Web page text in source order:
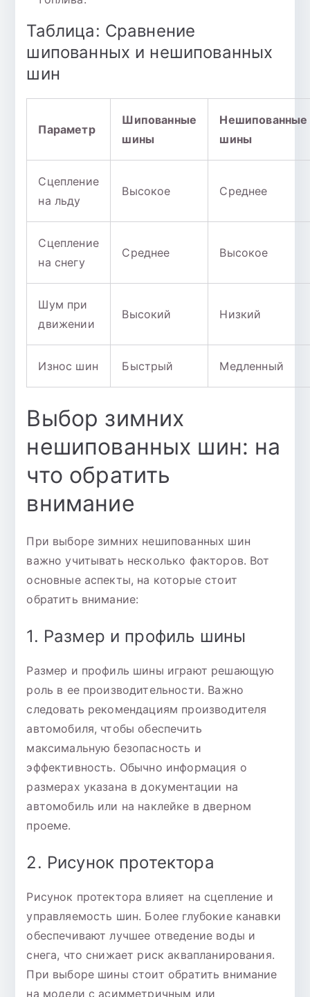
Таблица: Сравнение
шипованных и нешипованных
шин
Параметр
Шипованные
шины
Нешипованные
шины
Сцепление
на льду
Высокое Среднее
Сцепление
на снегу
Среднее Высокое
Шум при
движении
Высокий Низкий
Износ шин Быстрый Медленный
Выбор зимних
нешипованных шин: на
что обратить
внимание
При выборе зимних нешипованных шин
важно учитывать несколько факторов. Вот
основные аспекты, на которые стоит
обратить внимание:
1. Размер и профиль шины
Размер и профиль шины играют решающую
роль в ее производительности. Важно
следовать рекомендациям производителя
автомобиля, чтобы обеспечить
максимальную безопасность и
эффективность. Обычно информация о
размерах указана в документации на
автомобиль или на наклейке в дверном
проеме.
2. Рисунок протектора
Рисунок протектора влияет на сцепление и
управляемость шин. Более глубокие канавки
обеспечивают лучшее отведение воды и
снега, что снижает риск аквапланирования.
При выборе шины стоит обратить внимание
на модели с асимметричным или